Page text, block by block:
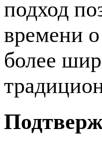
подход
времени
более